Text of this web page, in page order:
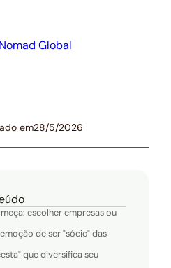
em28/5/2026
escolher empresas ou
de ser "sócio" das
que diversifica seu